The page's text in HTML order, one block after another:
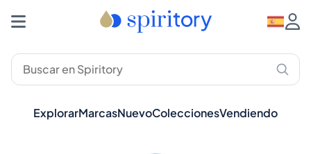
ExplorarMarcasNuevoColeccionesVendiendo